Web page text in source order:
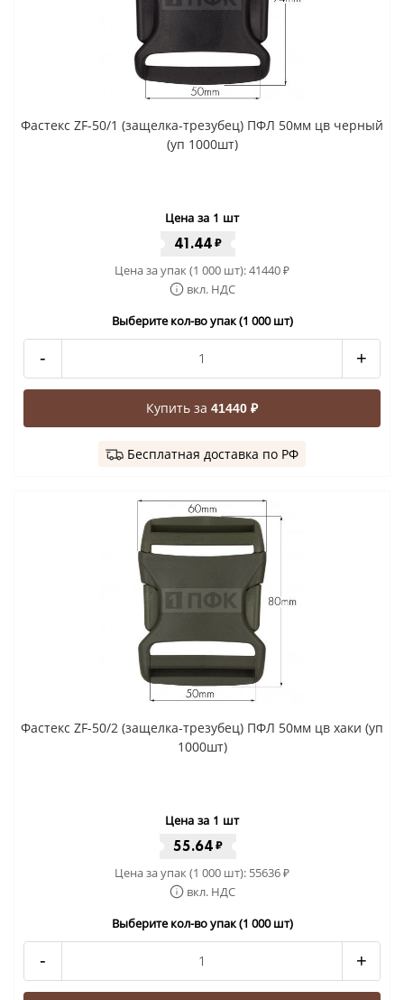
Фастекс ZF-50/1 (защелка-трезубец) ПФЛ 50мм цв черный
(уп 1000шт)
Цена за 1 шт
41.44 ₽
Цена за упак (1 000 шт):41440₽
вкл. НДС
Выберите кол-во упак (1 000 шт)
- +
Купить за 41440 ₽
Бесплатная доставка по РФ
Фастекс ZF-50/2 (защелка-трезубец) ПФЛ 50мм цв хаки (уп
1000шт)
Цена за 1 шт
55.64 ₽
Цена за упак (1 000 шт): 55636₽
вкл. НДС
Выберите кол-во упак (1 000 шт)
- +